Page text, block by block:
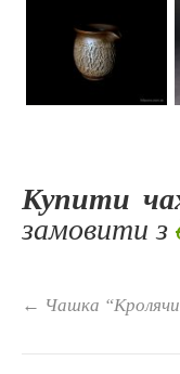
Купити
замовити з
← Чашка